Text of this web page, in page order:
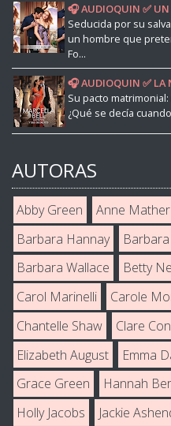
🎧 AUDIOQUIN ✅ UN
Seducida por su
un hombre que
Fo...
🎧 AUDIOQUIN ✅ LA
Su pacto
¿Qué se decía
AUTORAS
Abby Green Anne Mather
Barbara Hannay
Barbara Wallace
Betty
Carol Marinelli
Carole
Chantelle Shaw
Clare
Elizabeth August
Emma
Grace Green
Hannah
Holly Jacobs
Jackie